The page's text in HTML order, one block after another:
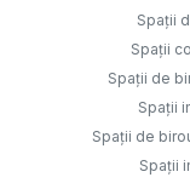
Spații
Spații
Spații de
Spații
Spații de
Spații